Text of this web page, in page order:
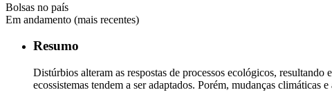
Bolsas no país
Em andamento (mais recentes)
Resumo
Distúrbios alteram as respostas de processos ecológicos,
ecossistemas tendem a ser adaptados. Porém, mudanças